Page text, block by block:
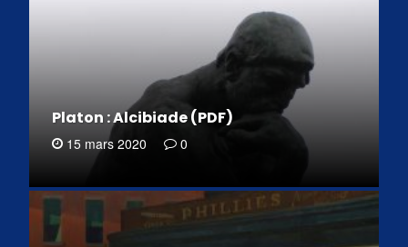
Platon : Alcibiade (PDF)
15 mars 2020 0